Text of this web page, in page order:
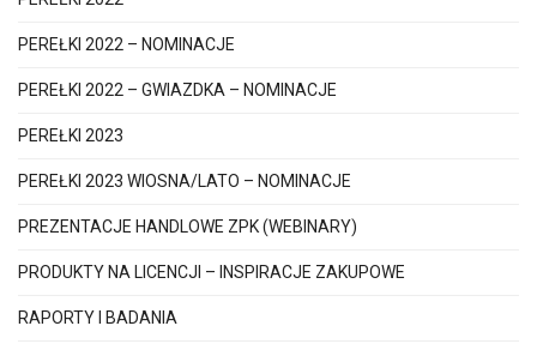
PEREŁKI 2022 – NOMINACJE
PEREŁKI 2022 – GWIAZDKA – NOMINACJE
PEREŁKI 2023
PEREŁKI 2023 WIOSNA/LATO – NOMINACJE
PREZENTACJE HANDLOWE ZPK (WEBINARY)
PRODUKTY NA LICENCJI – INSPIRACJE ZAKUPOWE
RAPORTY I BADANIA